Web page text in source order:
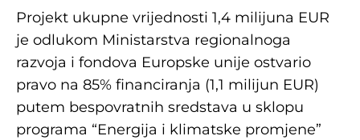
Projekt ukupne vrijednosti 1,4 milijuna EUR
je odlukom Ministarstva regionalnoga
razvoja i fondova Europske unije ostvario
pravo na 85% financiranja (1,1 milijun EUR)
putem bespovratnih sredstava u sklopu
programa “Energija i klimatske promjene”